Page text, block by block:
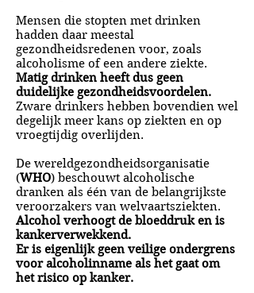
Mensen die stopten met drinken
hadden daar meestal
gezondheidsredenen voor, zoals
alcoholisme of een andere ziekte.
Matig drinken heeft dus geen
duidelijke gezondheidsvoordelen.
Zware drinkers hebben bovendien wel
degelijk meer kans op ziekten en op
vroegtijdig overlijden.
De wereldgezondheidsorganisatie
(WHO) beschouwt alcoholische
dranken als één van de belangrijkste
veroorzakers van welvaartsziekten.
Alcohol verhoogt de bloeddruk en is
kankerverwekkend.
Er is eigenlijk geen veilige ondergrens
voor alcoholinname als het gaat om
het risico op kanker.